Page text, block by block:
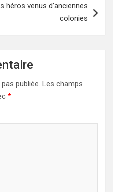
héros venus d’anciennes
colonies
publiée. Les champs
*